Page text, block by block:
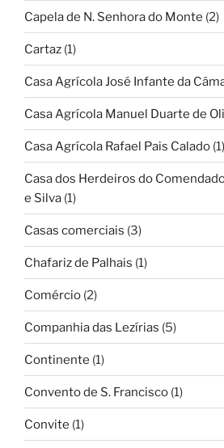
Capela de N. Senhora do Monte (2)
Cartaz (1)
Casa Agrícola José Infante da
Casa Agrícola Manuel Duarte de
Casa Agrícola Rafael Pais Calado (1)
Casa dos Herdeiros do
e Silva (1)
Casas comerciais (3)
Chafariz de Palhais (1)
Comércio (2)
Companhia das Lezírias (5)
Continente (1)
Convento de S. Francisco (1)
Convite (1)